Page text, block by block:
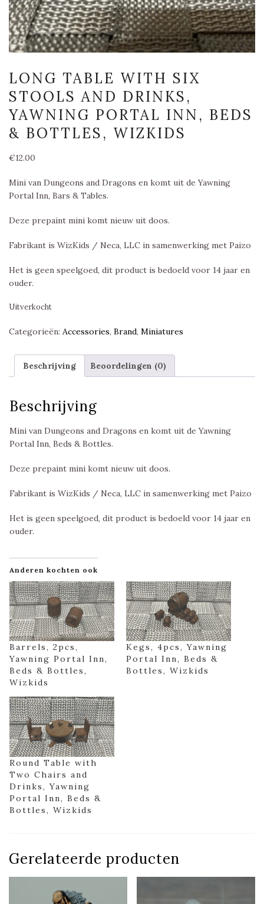
LONG TABLE WITH SIX
STOOLS AND DRINKS,
YAWNING PORTAL INN, BEDS
& BOTTLES, WIZKIDS
€12.00
Mini van Dungeons and Dragons en komt uit de Yawning
Portal Inn, Bars & Tables.
Deze prepaint mini komt nieuw uit doos.
Fabrikant is WizKids / Neca, LLC in samenwerking met Paizo
Het is geen speelgoed, dit product is bedoeld voor 14 jaar en
ouder.
Uitverkocht
Categorieën: Accessories, Brand, Miniatures
Beschrijving Beoordelingen (0)
Beschrijving
Mini van Dungeons and Dragons en komt uit de Yawning
Portal Inn, Beds & Bottles.
Deze prepaint mini komt nieuw uit doos.
Fabrikant is WizKids / Neca, LLC in samenwerking met Paizo
Het is geen speelgoed, dit product is bedoeld voor 14 jaar en
ouder.
Anderen kochten ook
Barrels, 2pcs,
Yawning Portal Inn,
Beds & Bottles,
Wizkids
Kegs, 4pcs, Yawning
Portal Inn, Beds &
Bottles, Wizkids
Round Table with
Two Chairs and
Drinks, Yawning
Portal Inn, Beds &
Bottles, Wizkids
Gerelateerde producten